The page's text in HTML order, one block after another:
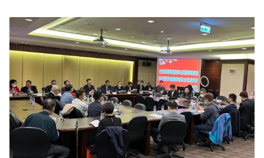
教育的珠心算教學面臨從未有過的新挑戰。 二．停止實體課如何持
續學習 在停課宣布後，各珠算班系與珠心算老師們如何因應，突如
其來的衝擊..